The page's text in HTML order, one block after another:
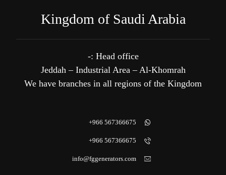
Kingdom of Saudi Arabia
Head office :-
Jeddah – Industrial Area – Al-Khomrah
We have branches in all regions of the Kingdom
567366675 966+
567366675 966+
info@fggenerators.com